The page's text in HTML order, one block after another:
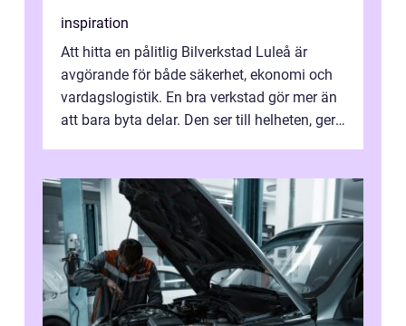
inspiration
Att hitta en pålitlig Bilverkstad Luleå är
avgörande för både säkerhet, ekonomi och
vardagslogistik. En bra verkstad gör mer än
att bara byta delar. Den ser till helheten, ger